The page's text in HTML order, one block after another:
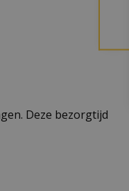
Deze bezorgtijd